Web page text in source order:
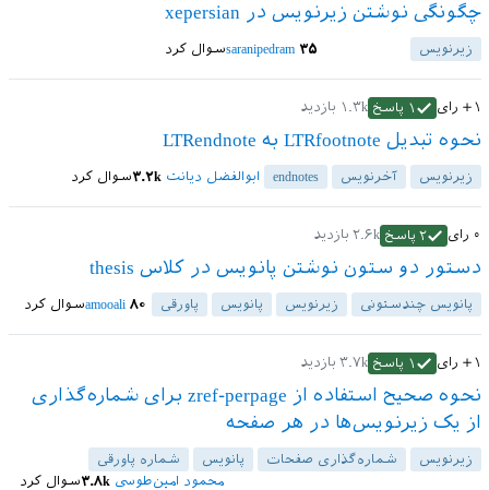
چگونگی نوشتن زیرنویس در xepersian
زیرنویس سوال کردsaranipedram ۳۵
+۱ رای ۱ پاسخ ۱.۳k بازدید
نحوه تبدیل LTRfootnote به LTRendnote
زیرنویس آخرنویس endnotes سوال کرد ابوالفضل دیانت ۳.۲k
۰ رای ۲ پاسخ ۲.۶k بازدید
دستور دو ستون نوشتن پانویس در کلاس thesis
پانویس چندستونی زیرنویس پانویس پاورقی سوال کردamooali ۸۰
+۱ رای ۱ پاسخ ۳.۷k بازدید
نحوه صحیح استفاده از zref-perpage برای شماره‌گذاری
از یک زیرنویس‌ها در هر صفحه
زیرنویس شماره‌گذاری صفحات پانویس
شماره پاورقی
سوال کرد
محمود امین‌طوسی ۳.۸k